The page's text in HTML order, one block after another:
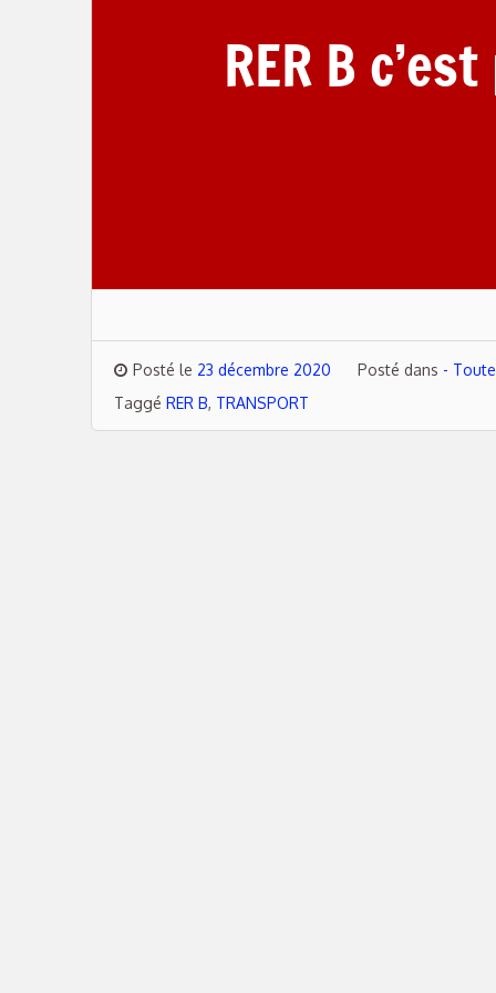
RER B
Posté le 23 décembre 2020 Posté dans -
Taggé RER B, TRANSPORT